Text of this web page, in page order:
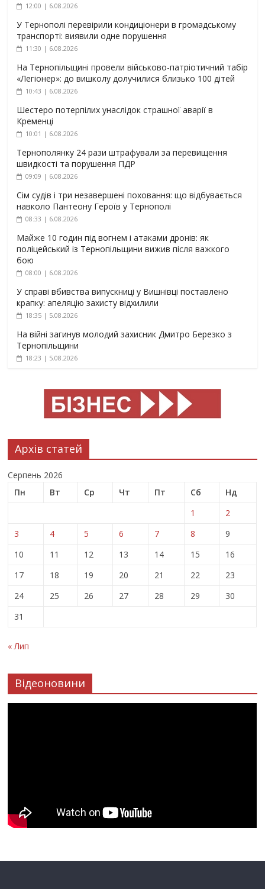
12:00 | 6.08.2026
У Тернополі перевірили кондиціонери в громадському
транспорті: виявили одне порушення
11:30 | 6.08.2026
На Тернопільщині провели військово-патріотичний табір
«Легіонер»: до вишколу долучилися близько 100 дітей
10:43 | 6.08.2026
Шестеро потерпілих унаслідок страшної аварії в
Кременці
10:01 | 6.08.2026
Тернополянку 24 рази штрафували за перевищення
швидкості та порушення ПДР
09:09 | 6.08.2026
Сім судів і три незавершені поховання: що відбувається
навколо Пантеону Героїв у Тернополі
08:33 | 6.08.2026
Майже 10 годин під вогнем і атаками дронів: як
поліцейський із Тернопільщини вижив після важкого
бою
08:00 | 6.08.2026
У справі вбивства випускниці у Вишнівці поставлено
крапку: апеляцію захисту відхилили
18:35 | 5.08.2026
На війні загинув молодий захисник Дмитро Березко з
Тернопільщини
18:23 | 5.08.2026
Архів статей
Серпень 2026
Пн
Вт Ср Чт Пт Сб
Нд
1
2
3
4 5 6 7 8
9
10
11 12 13 14 15
16
17
18 19 20 21 22
23
24
25 26 27 28 29
30
31
« Лип
Відеоновини